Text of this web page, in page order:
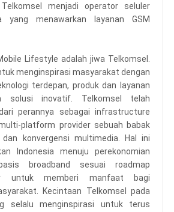
menjadi operator seluler
menawarkan layanan GSM
Lifestyle adalah jiwa Telkomsel.
menginspirasi masyarakat dengan
terdepan, produk dan layanan
solusi inovatif. Telkomsel telah
perannya sebagai infrastructure
platform provider sebuah babak
konvergensi multimedia. Hal ini
Indonesia menuju perekonomian
broadband sesuai roadmap
untuk memberi manfaat bagi
Kecintaan Telkomsel pada
selalu menginspirasi untuk terus